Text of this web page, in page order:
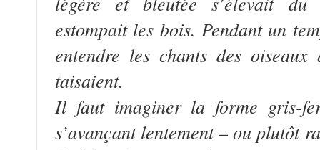
estompait les bois. Pendant un
entendre les chants des
taisaient.
Il faut imaginer la forme gris-
s’avançant lentement – ou plutôt